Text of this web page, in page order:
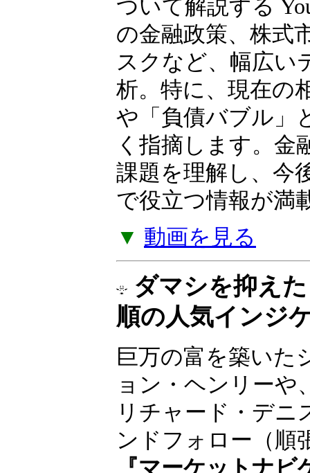
ついて解説する
の金融政策、株式
スクなど、幅広い
析。特に、現在の
や「負債バブル」
く指摘します。金
課題を理解し、今
で役立つ情報が満
▼ 動画を見る
ダマシを抑え
順の人気インジ
巨万の富を築いた
ョン・ヘンリー
や、タートルズの
産みの親リチャー
ド・デニスが得